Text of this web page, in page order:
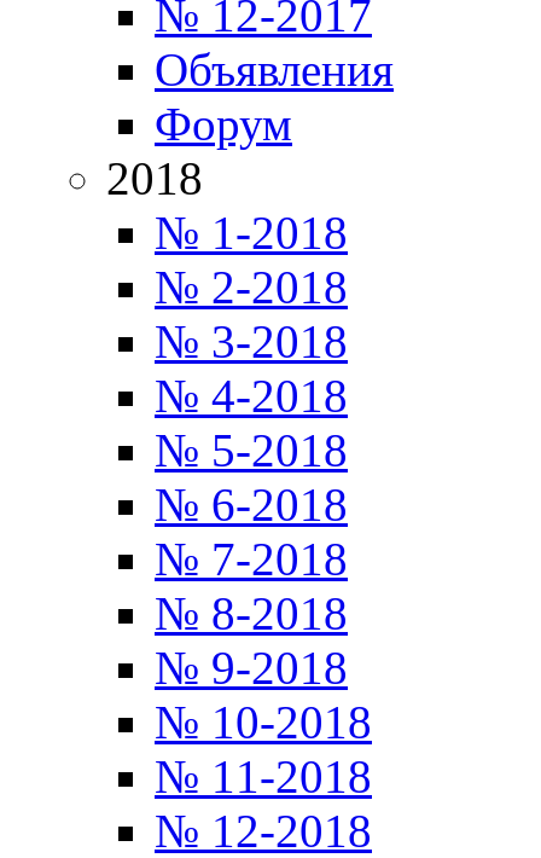
№ 12-2017
Объявления
Форум
2018
№ 1-2018
№ 2-2018
№ 3-2018
№ 4-2018
№ 5-2018
№ 6-2018
№ 7-2018
№ 8-2018
№ 9-2018
№ 10-2018
№ 11-2018
№ 12-2018